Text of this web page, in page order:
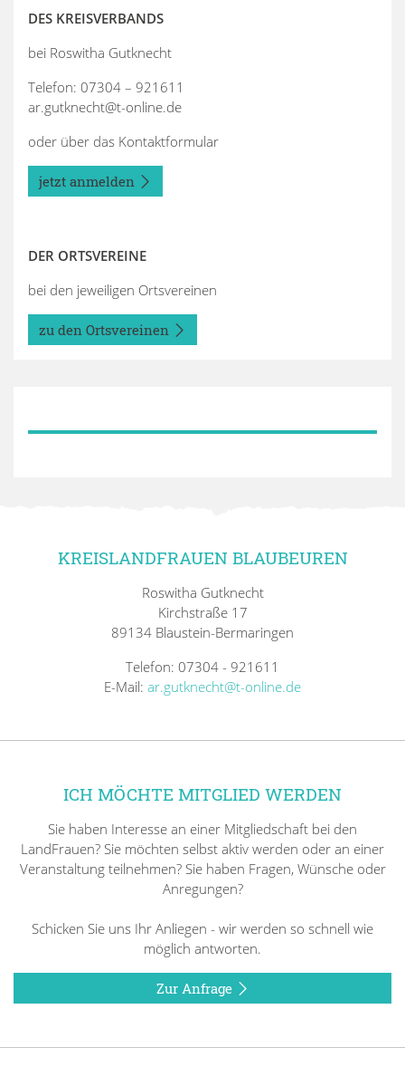
DES KREISVERBANDS
bei Roswitha Gutknecht
Telefon: 07304 – 921611
ar.gutknecht@t-online.de
oder über das Kontaktformular
jetzt anmelden
DER ORTSVEREINE
bei den jeweiligen Ortsvereinen
zu den Ortsvereinen
KREISLANDFRAUEN BLAUBEUREN
Roswitha Gutknecht
Kirchstraße 17
89134 Blaustein-Bermaringen
Telefon: 07304 - 921611
E-Mail: ar.gutknecht@t-online.de
ICH MÖCHTE MITGLIED WERDEN
Sie haben Interesse an einer Mitgliedschaft bei den
LandFrauen? Sie möchten selbst aktiv werden oder an einer
Veranstaltung teilnehmen? Sie haben Fragen, Wünsche oder
Anregungen?
Schicken Sie uns Ihr Anliegen - wir werden so schnell wie
möglich antworten.
Zur Anfrage